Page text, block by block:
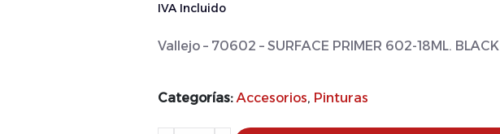
IVA Incluido
Vallejo – 70602 – SURFACE PRIMER 602-18ML. BLACK
Categorías: Accesorios, Pinturas